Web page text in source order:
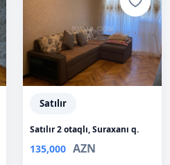
Satılır
Satılır 2 otaqlı, Suraxanı q.
135,000 AZN